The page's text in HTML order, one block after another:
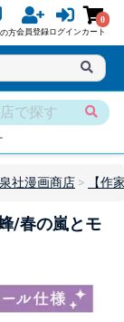
方会員登録ログイン
0
カート
社漫画商店 【作
/春の嵐とモ